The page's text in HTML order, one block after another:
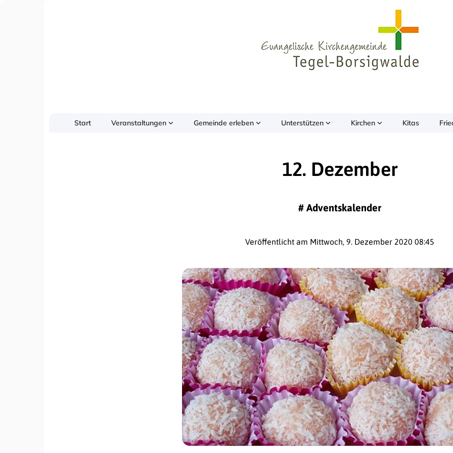
Start Veranstaltungen Gemeinde erleben Unterstützen Kirchen Kitas
12. Dezember
# Adventskalender
Veröffentlicht am Mittwoch, 9. Dezember 2020 08:45